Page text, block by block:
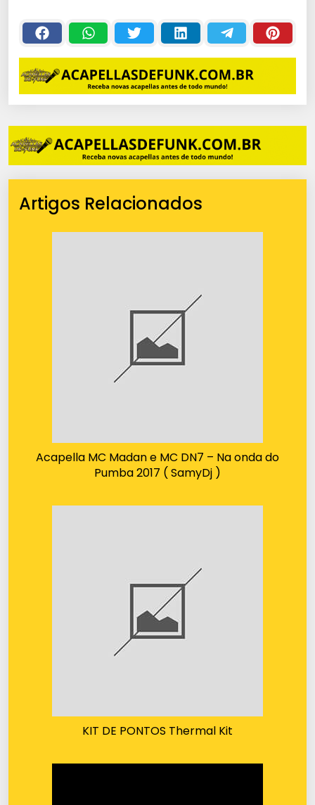
Artigos Relacionados
Acapella MC Madan e MC DN7 – Na onda do
Pumba 2017 ( SamyDj )
KIT DE PONTOS Thermal Kit